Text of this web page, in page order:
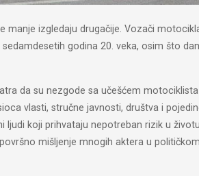
manje izgledaju drugačije. Vozači
godina 20. veka, osim što
da su nezgode sa učešćem
vlasti, stručne javnosti, društva i
ljudi koji prihvataju nepotreban rizik u
mišljenje mnogih aktera u